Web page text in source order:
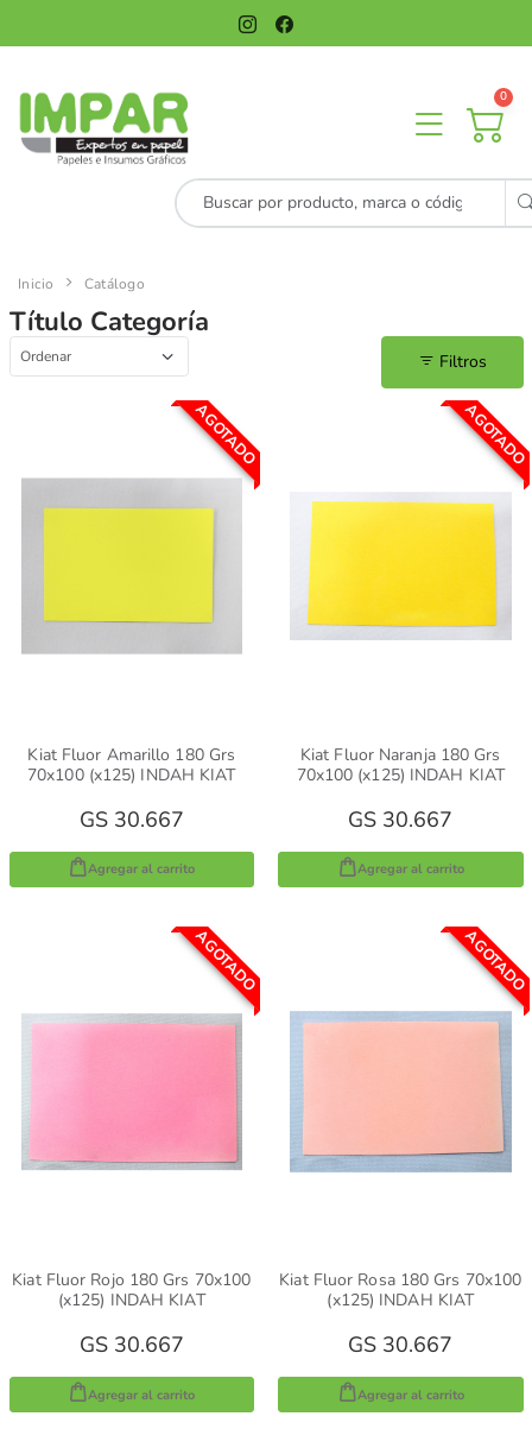
0
Inicio Catálogo
Título Categoría
Filtros
AGOTADO
Kiat Fluor Amarillo 180 Grs
70x100 (x125) INDAH KIAT
GS 30.667
Agregar al carrito
AGOTADO
Kiat Fluor Naranja 180 Grs
70x100 (x125) INDAH KIAT
GS 30.667
Agregar al carrito
AGOTADO
Kiat Fluor Rojo 180 Grs 70x100
(x125) INDAH KIAT
GS 30.667
Agregar al carrito
AGOTADO
Kiat Fluor Rosa 180 Grs 70x100
(x125) INDAH KIAT
GS 30.667
Agregar al carrito